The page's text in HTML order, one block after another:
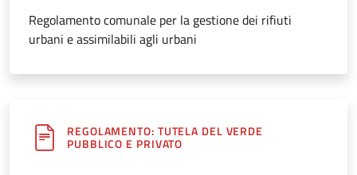
Regolamento comunale per la gestione dei rifiuti
urbani e assimilabili agli urbani
REGOLAMENTO: TUTELA DEL VERDE
PUBBLICO E PRIVATO